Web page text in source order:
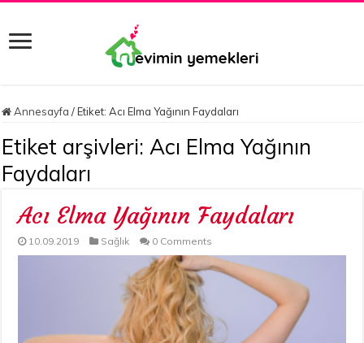
Annesayfa / Etiket:Acı Elma Yağının Faydaları
Etiket arşivleri:Acı Elma Yağının
Faydaları
Acı Elma Yağının Faydaları
10.09.2019 Sağlık 0 Comments